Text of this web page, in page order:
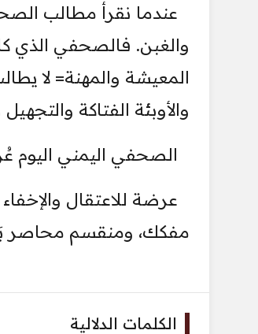
عندما نقرأ مطالب
والغبن. فالصحفي الذي
المعيشة والمهنة= لا
والأوبئة الفتاكة
الصحفي اليمني اليوم
عرضة للاعتقال
مفكك، ومنقسم محاصر بَرًا
الكلمات الدلالية